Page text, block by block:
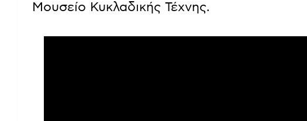
Μουσείο Κυκλαδικής Τέχνης.